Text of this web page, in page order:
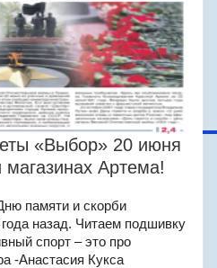
«Выбор» 20 июня
Артема!
памяти и скорби
назад. Читаем подшивку
спорт – это про
-Анастасия Кукса